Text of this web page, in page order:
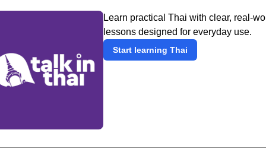
Learn practical Thai with clear, real-
lessons designed for everyday use.
Start learning Thai